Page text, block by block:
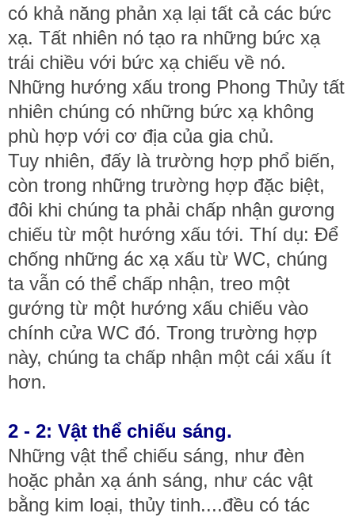
có khả năng phản xạ lại tất cả các bức
xạ. Tất nhiên nó tạo ra những bức xạ
trái chiều với bức xạ chiếu về nó.
Những hướng xấu trong Phong Thủy tất
nhiên chúng có những bức xạ không
phù hợp với cơ địa của gia chủ.
Tuy nhiên, đấy là trường hợp phổ biến,
còn trong những trường hợp đặc biệt,
đôi khi chúng ta phải chấp nhận gương
chiếu từ một hướng xấu tới. Thí dụ: Để
chống những ác xạ xấu từ WC, chúng
ta vẫn có thể chấp nhận, treo một
gướng từ một hướng xấu chiếu vào
chính cửa WC đó. Trong trường hợp
này, chúng ta chấp nhận một cái xấu ít
hơn.
2 - 2: Vật thể chiếu sáng.
Những vật thể chiếu sáng, như đèn
hoặc phản xạ ánh sáng, như các vật
bằng kim loại, thủy tinh....đều có tác